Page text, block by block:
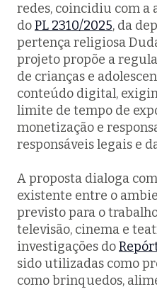
redes, coincidiu com a
doPL 2310/2025, da
pertença religiosa
projeto propõe a
de crianças e
conteúdo digital,
limite de tempo de
monetização e
responsáveis legais e
A proposta dialoga
existente entre o
previsto para o
televisão, cinema e
investigações do
sido utilizadas como
como brinquedos,